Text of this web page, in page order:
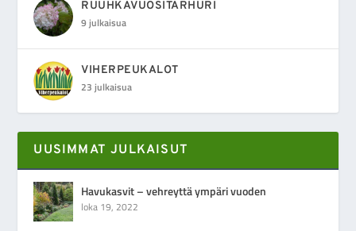
RUUHKAVUOSITARHURI
9 julkaisua
VIHERPEUKALOT
23 julkaisua
UUSIMMAT JULKAISUT
Havukasvit – vehreyttä ympäri vuoden
loka 19, 2022